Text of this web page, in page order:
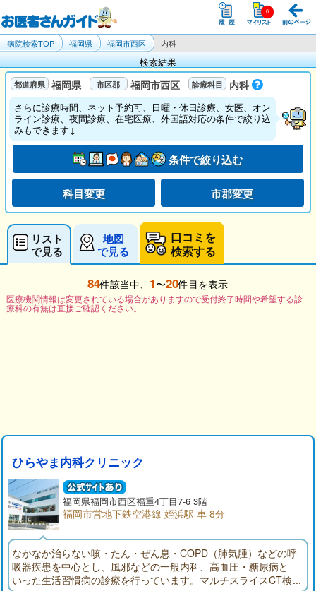
病院検索TOP 福岡県 福岡市西区 内科
検索結果
福岡県 福岡市西区 内科
さらに診療時間、ネット予約可、日曜・休日診療、女医、オン
ライン診療、夜間診療、在宅医療、外国語対応の条件で絞り込
みもできます↓
条件で絞り込む
科目変更 市郡変更
リスト
で見る
地図
で見る
口コミを
検索する
84件該当中、 1〜20件目を表示
医療機関情報は変更されている場合がありますので受付終了時間や希望する診
療科の有無は直接ご確認ください。
ひらやま内科クリニック
福岡県福岡市西区福重4丁目7-6 3階
福岡市営地下鉄空港線 姪浜駅 車 8分
なかなか治らない咳・たん・ぜん息・COPD（肺気腫）などの呼
吸器疾患を中心とし、風邪などの一般内科、高血圧・糖尿病と
いった生活習慣病の診療を行っています。マルチスライスCT検